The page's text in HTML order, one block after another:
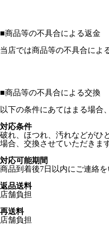
■商品等の不具合による返金
当店では商品等の不具合によ
■商品等の不具合による交換
以下の条件にあてはまる場合
対応条件
破れ、ほつれ、汚れなどがひ
場合、交換させていただきます
対応可能期間
商品到着後7日以内にご連絡
返品送料
店舗負担
再送料
店舗負担